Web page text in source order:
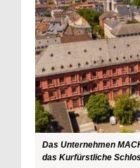
Das Unternehmen
das Kurfürstliche